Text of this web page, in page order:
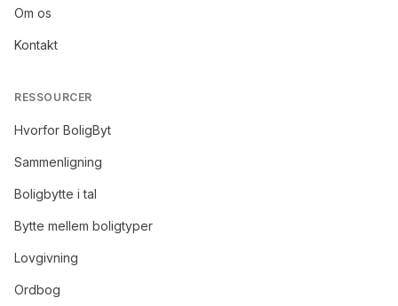
Om os
Kontakt
RESSOURCER
Hvorfor BoligByt
Sammenligning
Boligbytte i tal
Bytte mellem boligtyper
Lovgivning
Ordbog